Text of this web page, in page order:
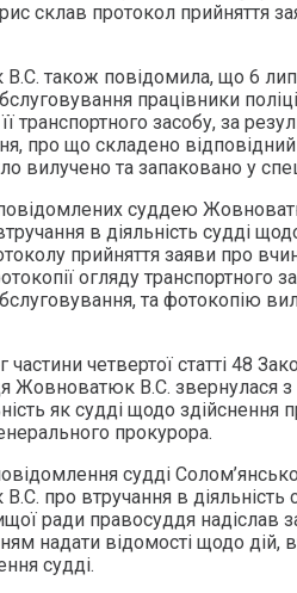
склав протокол прийняття
також повідомила, що 6
працівники
транспортного засобу, за
про що складено
вилучено та запаковано у
суддею
в діяльність судді
прийняття заяви про
огляду транспортного
та фотокопію
четвертої статті 48
Жовноватюк В.С. звернулася
як судді щодо
прокурора.
судді
про втручання в діяльність
ради правосуддя надіслав
надати відомості щодо дій,
судді.